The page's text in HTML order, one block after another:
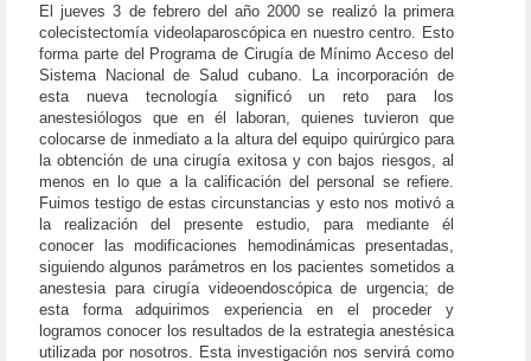
El jueves 3 de febrero del año 2000 se realizó la primera
colecistectomía videolaparoscópica en nuestro centro. Esto
forma parte del Programa de Cirugía de Mínimo Acceso del
Sistema Nacional de Salud cubano. La incorporación de
esta nueva tecnología significó un reto para los
anestesiólogos que en él laboran, quienes tuvieron que
colocarse de inmediato a la altura del equipo quirúrgico para
la obtención de una cirugía exitosa y con bajos riesgos, al
menos en lo que a la calificación del personal se refiere.
Fuimos testigo de estas circunstancias y esto nos motivó a
la realización del presente estudio, para mediante él
conocer las modificaciones hemodinámicas presentadas,
siguiendo algunos parámetros en los pacientes sometidos a
anestesia para cirugía videoendoscópica de urgencia; de
esta forma adquirimos experiencia en el proceder y
logramos conocer los resultados de la estrategia anestésica
utilizada por nosotros. Esta investigación nos servirá como